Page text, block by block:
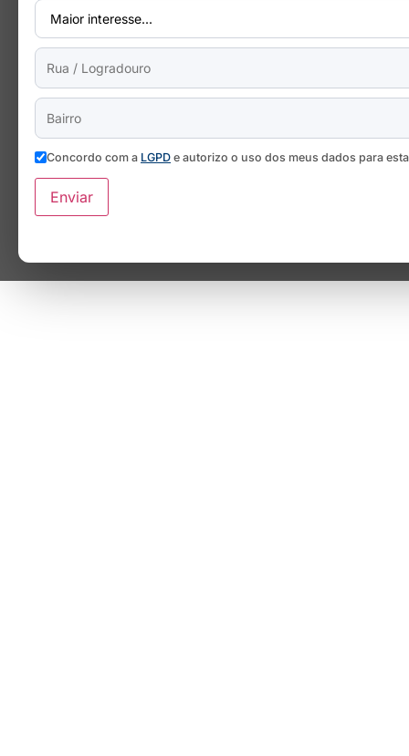
Concordo com a LGPD e autorizo o uso dos meus dados para
Enviar